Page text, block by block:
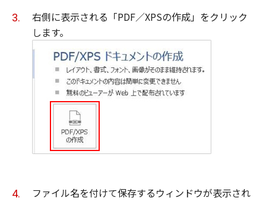
右側に表示される「PDF／XPSの作成」をクリック
します。
ファイル名を付けて保存するウィンドウが表示され